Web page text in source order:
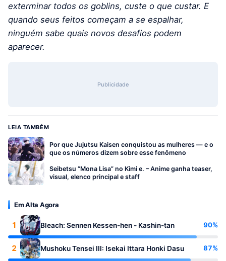
exterminar todos os goblins, custe o que custar. E
quando seus feitos começam a se espalhar,
ninguém sabe quais novos desafios podem
aparecer.
Publicidade
LEIA TAMBÉM
Por que Jujutsu Kaisen conquistou as mulheres — e o
que os números dizem sobre esse fenômeno
Seibetsu “Mona Lisa” no Kimi e. – Anime ganha teaser,
visual, elenco principal e staff
Em Alta Agora
1 Bleach: Sennen Kessen-hen - Kashin-tan 90%
2 Mushoku Tensei III: Isekai Ittara Honki Dasu 87%